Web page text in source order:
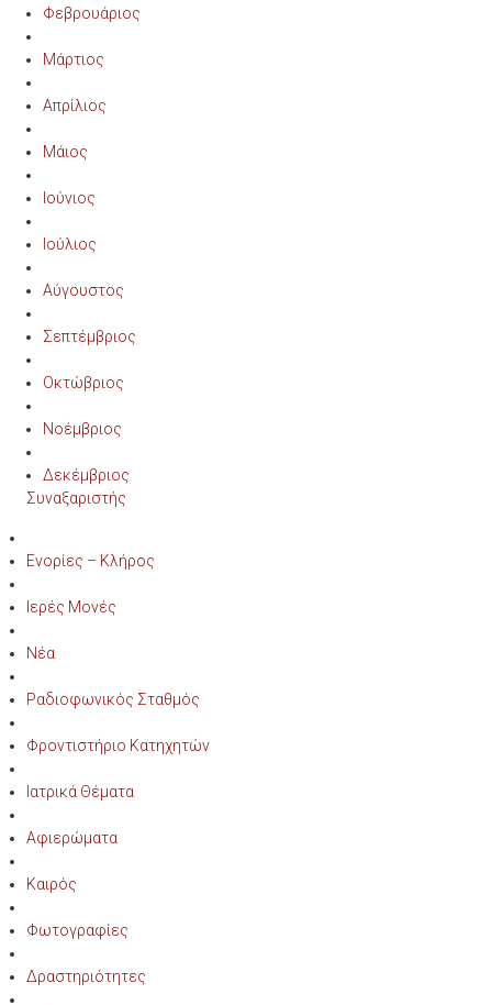
Φεβρουάριος
Μάρτιος
Απρίλιος
Μάιος
Ιούνιος
Ιούλιος
Αύγουστος
Σεπτέμβριος
Οκτώβριος
Νοέμβριος
Δεκέμβριος
Συναξαριστής
Ενορίες – Κλήρος
Ιερές Μονές
Νέα
Ραδιοφωνικός Σταθμός
Φροντιστήριο Κατηχητών
Ιατρικά Θέματα
Αφιερώματα
Καιρός
Φωτογραφίες
Δραστηριότητες